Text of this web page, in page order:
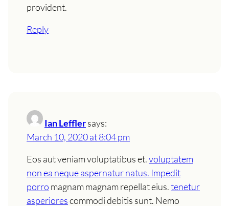
provident.
Reply
Ian Lefflersays:
March 10, 2020 at 8:04 pm
Eos aut veniam voluptatibus et.voluptatem
non ea neque aspernatur natus. Impedit
porro magnam magnam repellat eius.tenetur
asperiorescommodi debitis sunt. Nemo